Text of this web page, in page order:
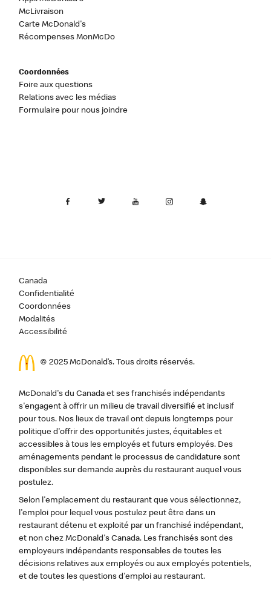
McLivraison
Carte McDonald's
Récompenses MonMcDo
Coordonnées
Foire aux questions
Relations avec les médias
Formulaire pour nous joindre
Canada
Confidentialité
Coordonnées
Modalités
Accessibilité
© 2025 McDonald’s. Tous droits réservés.
McDonald's du Canada et ses franchisés indépendants
s'engagent à offrir un milieu de travail diversifié et inclusif
pour tous. Nos lieux de travail ont depuis longtemps pour
politique d'offrir des opportunités justes, équitables et
accessibles à tous les employés et futurs employés. Des
aménagements pendant le processus de candidature sont
disponibles sur demande auprès du restaurant auquel vous
postulez.
Selon l'emplacement du restaurant que vous sélectionnez,
l'emploi pour lequel vous postulez peut être dans un
restaurant détenu et exploité par un franchisé indépendant,
et non chez McDonald's Canada. Les franchisés sont des
employeurs indépendants responsables de toutes les
décisions relatives aux employés ou aux employés potentiels,
et de toutes les questions d'emploi au restaurant.